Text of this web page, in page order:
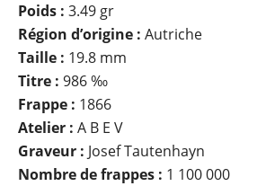
Poids : 3.49 gr
Région d’origine : Autriche
Taille : 19.8 mm
Titre : 986 ‰
Frappe : 1866
Atelier : A B E V
Graveur : Josef Tautenhayn
Nombre de frappes : 1 100 000